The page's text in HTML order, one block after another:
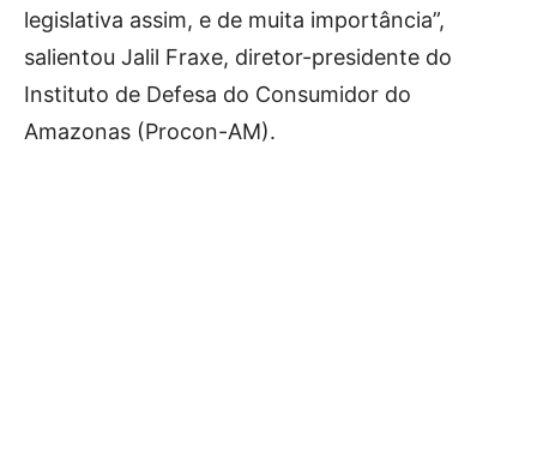
legislativa assim, e de muita importância”,
salientou Jalil Fraxe, diretor-presidente do
Instituto de Defesa do Consumidor do
Amazonas (Procon-AM).